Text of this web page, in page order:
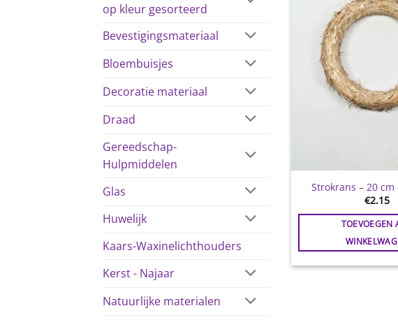
op kleur gesorteerd
Bevestigingsmateriaal
Bloembuisjes
Decoratie materiaal
Draad
Gereedschap-
Hulpmiddelen
Glas
Huwelijk
Kaars-Waxinelichthouders
Kerst - Najaar
Natuurlijke materialen
Strokrans – 20
€2.15
TOEVOEGEN